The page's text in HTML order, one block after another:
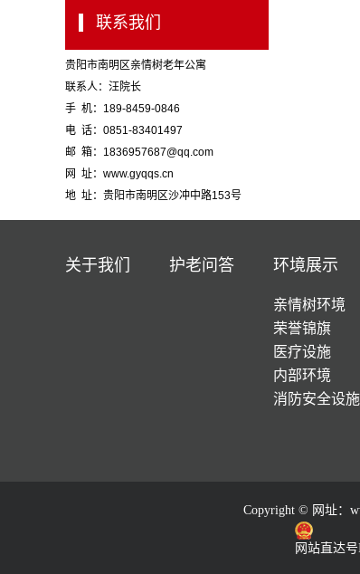
联系我们
贵阳市南明区亲情树老年公寓
联系人：汪院长
手 机：189-8459-0846
电 话：0851-83401497
邮 箱：1836957687@qq.com
网 址：www.gyqqs.cn
地 址：贵阳市南明区沙冲中路153号
关于我们 护老问答 环境展示
亲情树环境
荣誉锦旗
医疗设施
内部环境
消防安全设施
Copyright © 网址：
网站直达